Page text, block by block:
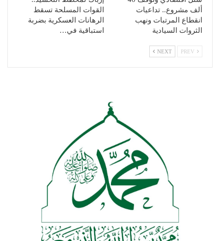
ألف مشروع.. تداعيات
انقطاع المرتبات ونهب
الثروات السيادية
القوات المسلحة تسقط
الرهانات العسكرية بضربة
استباقية في…
NEXT